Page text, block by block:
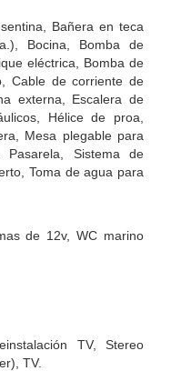
Bañera en teca
Bocina, Bomba de
eléctrica, Bomba de
Cable de corriente de
externa, Escalera de
Hélice de proa,
Mesa plegable para
Sistema de
Toma de agua para
de 12v, WC marino
TV, Stereo
TV.